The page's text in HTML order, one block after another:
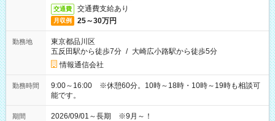
交通費 交通費支給あり
月収例 25～30万円
勤務地
東京都品川区
五反田駅から徒歩7分 / 大崎広小路駅から徒歩5分
情報通信会社
勤務時間
9:00～16:00 ※休憩60分。10時～18時・10時～19時も相談可
能です。
期間 2026/09/01～長期 ※9月～！